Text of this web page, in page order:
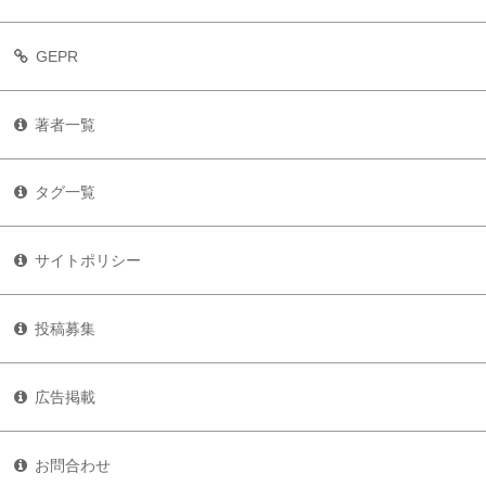
GEPR
著者一覧
タグ一覧
サイトポリシー
投稿募集
広告掲載
お問合わせ